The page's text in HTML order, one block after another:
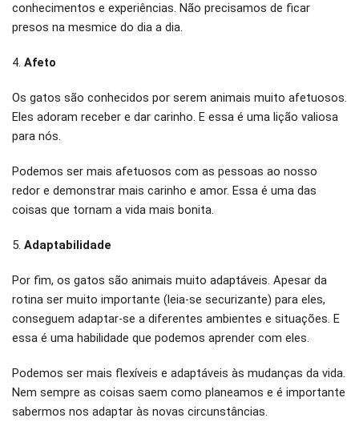
conhecimentos e experiências. Não precisamos de ficar
presos na mesmice do dia a dia.
4. Afeto
Os gatos são conhecidos por serem animais muito afetuosos.
Eles adoram receber e dar carinho. E essa é uma lição valiosa
para nós.
Podemos ser mais afetuosos com as pessoas ao nosso
redor e demonstrar mais carinho e amor. Essa é uma das
coisas que tornam a vida mais bonita.
5. Adaptabilidade
Por fim, os gatos são animais muito adaptáveis. Apesar da
rotina ser muito importante (leia-se securizante) para eles,
conseguem adaptar-se a diferentes ambientes e situações. E
essa é uma habilidade que podemos aprender com eles.
Podemos ser mais flexíveis e adaptáveis às mudanças da vida.
Nem sempre as coisas saem como planeamos e é importante
sabermos nos adaptar às novas circunstâncias.